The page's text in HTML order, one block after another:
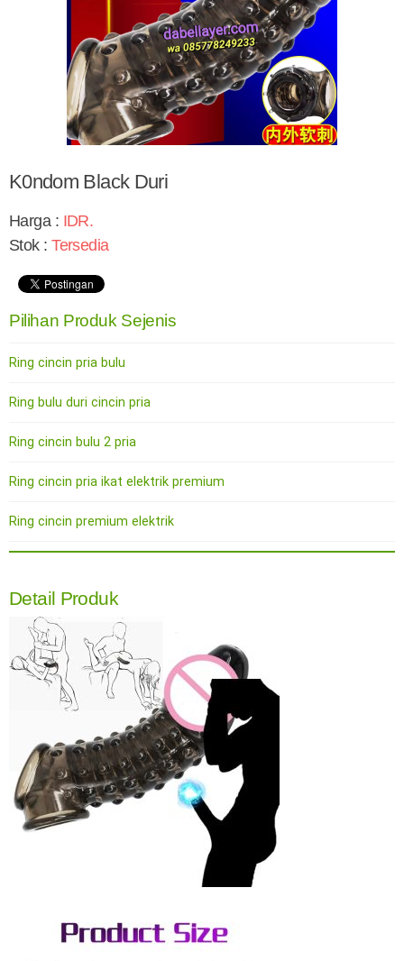
K0ndom Black Duri
Harga : IDR.
Stok :Tersedia
Pilihan Produk Sejenis
Ring cincin pria bulu
Ring bulu duri cincin pria
Ring cincin bulu 2 pria
Ring cincin pria ikat elektrik premium
Ring cincin premium elektrik
Detail Produk